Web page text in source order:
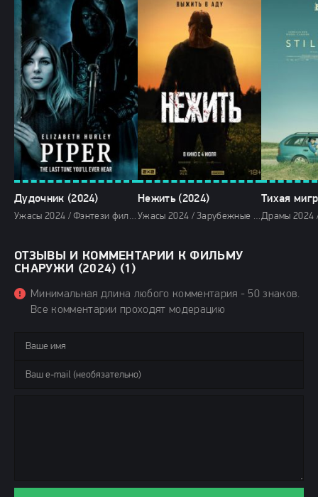
Дудочник (2024)
Ужасы 2024 / Фэнтези фильмы 2024 / Зарубежные фильмы 2024 / Новинки кино 2024 / Последние фильмы 2024 / Фильмы осени 2024 / Фильмы 2024 / Популярные фильмы / Смотреть фильмы онлайн
Нежить (2024)
Ужасы 2024 / Зарубежные фильмы 2024 / Новинки кино 2024 / Последние фильмы 2024 / Фильмы лета 2024 / Фильмы 2024 / Популярные фильмы / Смотреть фильмы онлайн
Тихая
ОТЗЫВЫ И КОММЕНТАРИИ К ФИЛЬМУ
СНАРУЖИ (2024) (1)
Минимальная длина любого комментария - 50 знаков.
Все комментарии проходят модерацию